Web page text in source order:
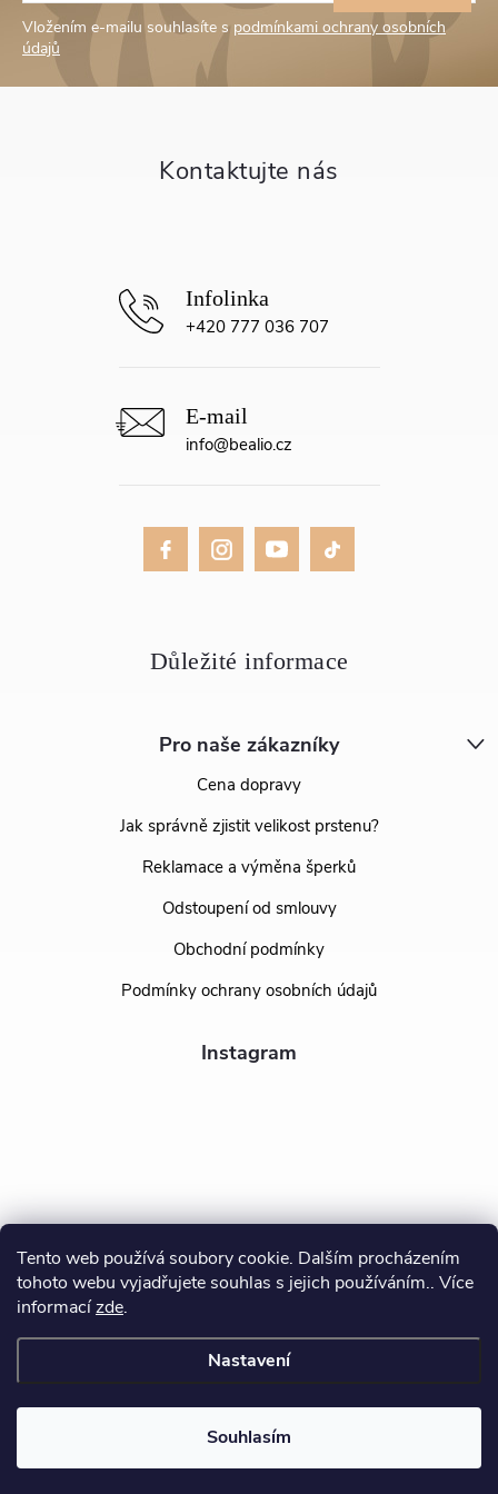
Tento web používá soubory cookie. Dalším procházením
tohoto webu vyjadřujete souhlas s jejich používáním.. Více
informacízde.
Nastavení
Souhlasím
pVložením e-mailu souhlasíte s podmínkami ochrany osobních
údajů
Pro naše zákazníky
Cena dopravy
Jak správně zjistit velikost prstenu?
Reklamace a výměna šperků
Odstoupení od smlouvy
Obchodní podmínky
Podmínky ochrany osobních údajů
Instagram
Sledovat na Instagramu
info@bealio.cz
+420 777 036 707
Vytvořil Shoptet
BEALIO. Všechna práva vyhrazena.